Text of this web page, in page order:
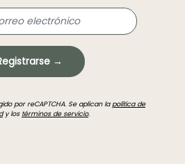
→
por reCAPTCHA. Se aplican lapolítica de
y los términos de servicio.